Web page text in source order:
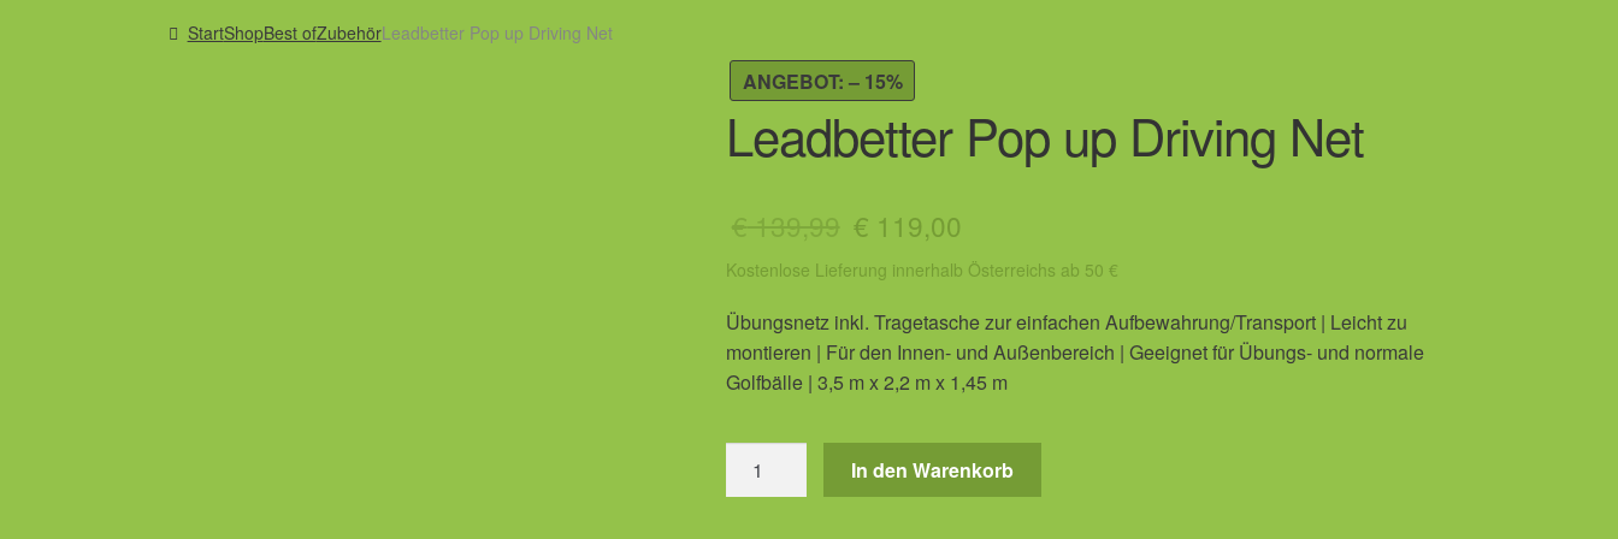
StartShopBest ofZubehörLeadbetter Pop up Driving Net
ANGEBOT: – 15%
Leadbetter Pop up Driving Net
€139,99 Ursprünglicher
Preis
war:
€ 139,99
€ 119,00
Preis
ist:
€ 119,00.
Kostenlose Lieferung innerhalb Österreichs ab 50 €
Übungsnetz inkl. Tragetasche zur einfachen Aufbewahrung/Transport | Leicht zu
montieren | Für den Innen- und Außenbereich | Geeignet für Übungs- und normale
Golfbälle | 3,5 m x 2,2 m x 1,45 m
Pop
In den Warenkorb